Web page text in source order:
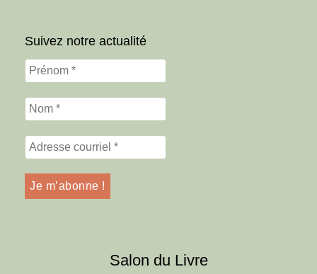
Suivez notre actualité
Salon du Livre